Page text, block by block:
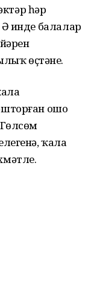
һәр
инде балалар
өҫтәне.
ошо
ҡала